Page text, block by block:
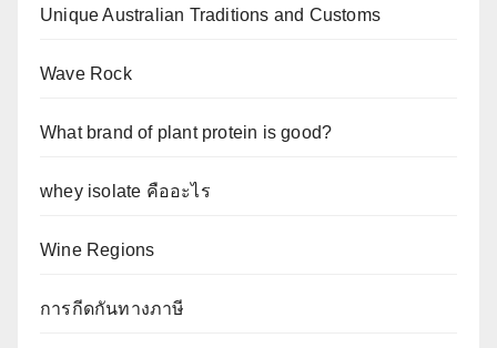
Unique Australian Traditions and Customs
Wave Rock
What brand of plant protein is good?
whey isolate คืออะไร
Wine Regions
การกีดกันทางภาษี